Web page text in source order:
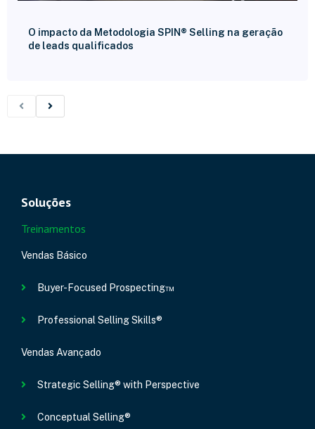
O impacto da Metodologia SPIN® Selling na geração
de leads qualificados
Soluções
Treinamentos
Vendas Básico
Buyer-Focused Prospecting™
Professional Selling Skills®
Vendas Avançado
Strategic Selling® with Perspective
Conceptual Selling®